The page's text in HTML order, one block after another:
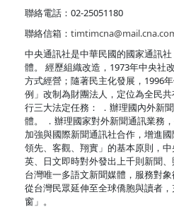
聯絡電話：02-25051180
聯絡信箱：
中央通訊社是中華民國的國家通訊
體。 經歷組織改造，1973年中央社
方式經營；隨著民主化發展，1996
例」改制為財團法人，定位為全民
行三大法定任務： ．辦理國內外新
體。 ．辦理國家對外新聞通訊業務
加強與國際新聞通訊社合作，增進國
領先、客觀、翔實」的基本原則，中
英、日文即時對外發出上千則新聞
台灣唯一多語文新聞媒體，服務對
從台灣民眾延伸至全球僑胞與讀者
窗」。